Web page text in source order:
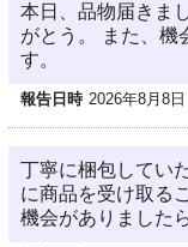
本日、品物届きま
がとう。 また、機
す。
報告日時 2026年8月8
丁寧に梱包してい
に商品を受け取る
機会がありました